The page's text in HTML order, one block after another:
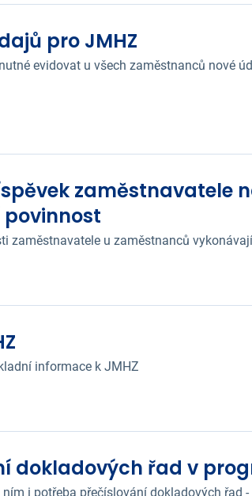
pro JMHZ
evidovat u všech zaměstnanců nové
zaměstnavatele
zaměstnavatele u zaměstnanců
informace k JMHZ
dokladových řad v
i potřeba přečíslování dokladových řad